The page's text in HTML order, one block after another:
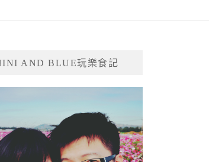
AND BLUE玩樂食記